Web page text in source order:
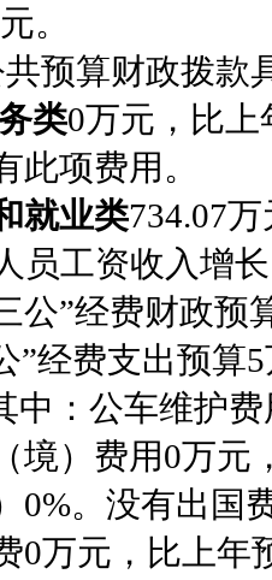
。
共预算财政拨款
类0万元，比上
此项费用。
就业类734.07
员工资收入增
公”经费财政预
”经费支出预算
中：公车维护
境）费用0万元
0%。没有出国
0万元，比上年